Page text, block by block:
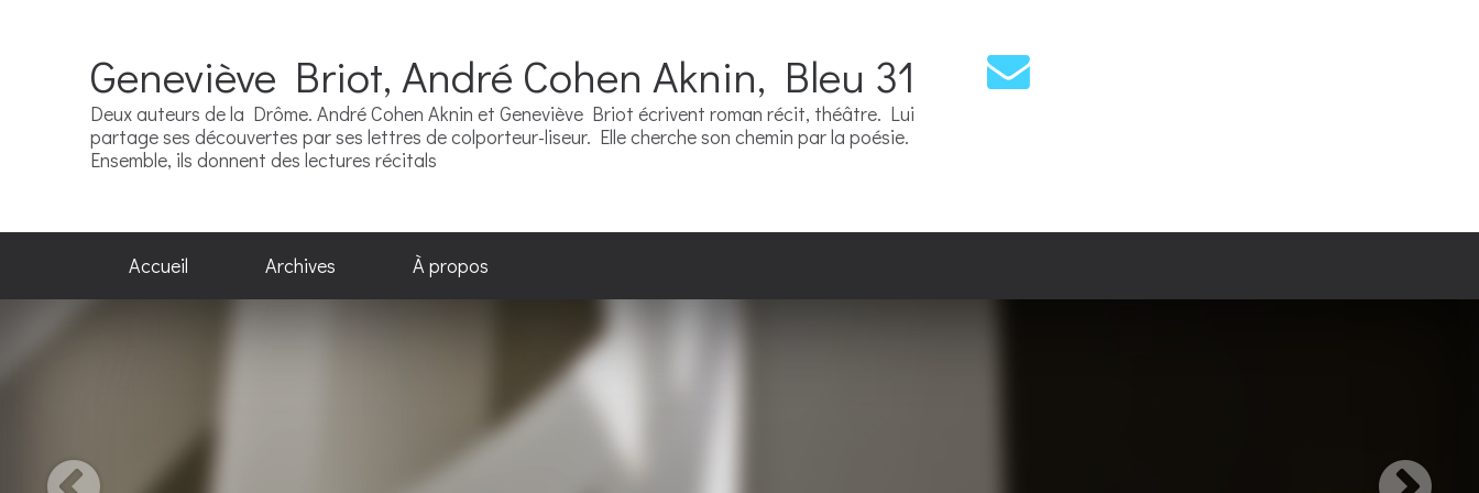
Geneviève Briot, André Cohen Aknin, Bleu 31
Deux auteurs de la Drôme. André Cohen Aknin et Geneviève Briot écrivent roman récit, théâtre. Lui
partage ses découvertes par ses lettres de colporteur-liseur. Elle cherche son chemin par la poésie.
Ensemble, ils donnent des lectures récitals
Accueil Archives À propos